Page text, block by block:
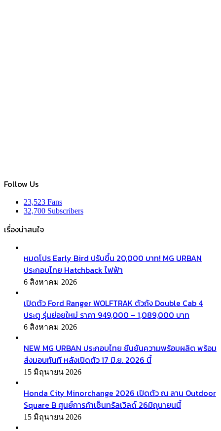
Follow Us
23,523 Fans
32,700 Subscribers
เรื่องน่าสนใจ
หมดโปร Early Bird ปรับขึ้น 20,000 บาท! MG URBAN
ประกอบไทย Hatchback ไฟฟ้า
6 สิงหาคม 2026
เปิดตัว Ford Ranger WOLFTRAK ตัวถัง Double Cab 4
ประตู รุ่นย่อยใหม่ ราคา 949,000 – 1,089,000 บาท
6 สิงหาคม 2026
NEW MG URBAN ประกอบไทย ยืนยันความพร้อมผลิต พร้อม
ส่งมอบทันที หลังเปิดตัว 17 มิ.ย. 2026 นี้
15 มิถุนายน 2026
Honda City Minorchange 2026 เปิดตัว ณ ลาน Outdoor
Square B ศูนย์การค้าเซ็นทรัลเวิลด์ 26มิถุนายนนี้
15 มิถุนายน 2026